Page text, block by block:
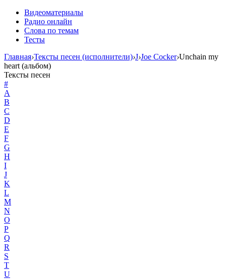
Видеоматериалы
Радио онлайн
Слова по темам
Тесты
Главная›Тексты песен (исполнители)›J›Joe Cocker›Unchain my
heart (альбом)
Тексты песен
#
A
B
C
D
E
F
G
H
I
J
K
L
M
N
O
P
Q
R
S
T
U